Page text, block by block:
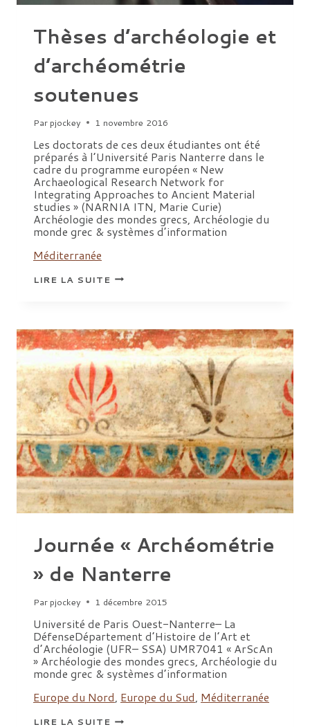
Thèses d’archéologie et
d’archéométrie
soutenues
Par pjockey 1 novembre 2016
Les doctorats de ces deux étudiantes ont été
préparés à l’Université Paris Nanterre dans le
cadre du programme européen « New
Archaeological Research Network for
Integrating Approaches to Ancient Material
studies » (NARNIA ITN, Marie Curie)
Archéologie des mondes grecs, Archéologie du
monde grec & systèmes d’information
Méditerranée
LIRE LA SUITETHÈSES
D’ARCHÉOLOGIE
Journée « Archéométrie
» de Nanterre
Par pjockey 1 décembre 2015
Université de Paris Ouest-Nanterre– La
DéfenseDépartement d’Histoire de l’Art et
d’Archéologie (UFR– SSA) UMR7041 « ArScAn
» Archéologie des mondes grecs, Archéologie du
monde grec & systèmes d’information
Europe du Nord, Europe du Sud, Méditerranée
LIRE LA SUITEJOURNÉE